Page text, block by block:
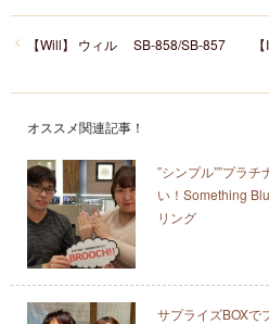
【Will】 ウィル SB-858/SB-857
オススメ関連記事！
”シンプル””プラチ
い！Something
リング
サプライズBOXで